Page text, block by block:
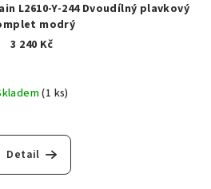
L2610-Y-244 Dvoudílný plavkový
modrý
3 240 Kč
(1 ks)
Detail